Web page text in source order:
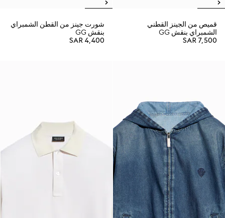
قميص من الجينز القطني
الشمبراي بنقش GG
SAR 7,500
شورت جينز من القطن الشمبراي
بنقش GG
SAR 4,400